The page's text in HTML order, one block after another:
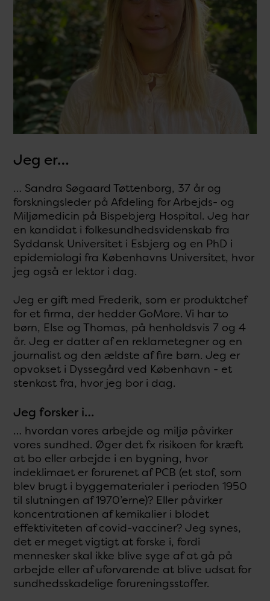
Jeg er…
… Sandra Søgaard Tøttenborg, 37 år og
forskningsleder på Afdeling for Arbejds- og
Miljømedicin på Bispebjerg Hospital. Jeg har
en kandidat i folkesundhedsvidenskab fra
Syddansk Universitet i Esbjerg og en PhD i
epidemiologi fra Københavns Universitet, hvor
jeg også er lektor i dag.
Jeg er gift med Frederik, som er produktchef
for et firma, der hedder GoMore. Vi har to
børn, Else og Thomas, på henholdsvis 7 og 4
år. Jeg er datter af en reklametegner og en
journalist og den ældste af fire børn. Jeg er
opvokset i Dyssegård ved København - et
stenkast fra, hvor jeg bor i dag.
Jeg forsker i…
… hvordan vores arbejde og miljø påvirker
vores sundhed. Øger det fx risikoen for kræft
at bo eller arbejde i en bygning, hvor
indeklimaet er forurenet af PCB (et stof, som
blev brugt i byggematerialer i perioden 1950
til slutningen af 1970’erne)? Eller påvirker
koncentrationen af kemikalier i blodet
effektiviteten af covid-vacciner? Jeg synes,
det er meget vigtigt at forske i, fordi
mennesker skal ikke blive syge af at gå på
arbejde eller af uforvarende at blive udsat for
sundhedsskadelige forureningsstoffer.